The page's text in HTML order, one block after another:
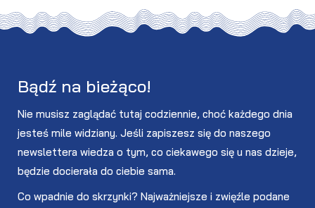
Bądź na bieżąco!
Nie musisz zaglądać tutaj codziennie, choć każdego dnia
jesteś mile widziany. Jeśli zapiszesz się do naszego
newslettera wiedza o tym, co ciekawego się u nas dzieje,
będzie docierała do ciebie sama.
Co wpadnie do skrzynki? Najważniejsze i zwięźle podane